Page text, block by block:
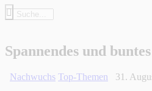
Spannendes und
Nachwuchs Top-Themen
31.